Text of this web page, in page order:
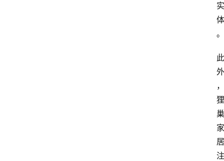
实
体
。
此
外
，
狸
巢
家
居
注